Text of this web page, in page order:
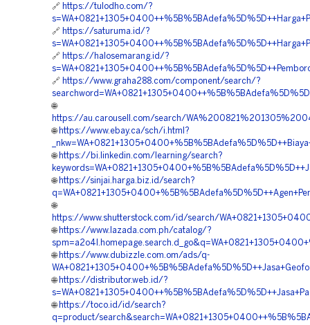
🔗 https://tulodho.com/?
🔗 https://saturuma.id/?
🔗 https://halosemarang.id/?
🔗 https://www.graha288.com/component/search/?
🌐
https://au.carousell.com/search/
🌐 https://www.ebay.ca/sch/i.html?
🌐 https://bi.linkedin.com/learning/search?
🌐 https://sinjai.harga.biz.id/search?
🌐
https://www.shutterstock.com/id/search/
🌐 https://www.lazada.com.ph/catalog/?
🌐 https://www.dubizzle.com.om/ads/q-
🌐 https://distributor.web.id/?
🌐 https://toco.id/id/search?
q=product/